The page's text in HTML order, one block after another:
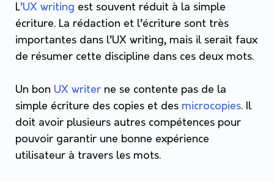
L’UX writing est souvent réduit à la simple
écriture. La rédaction et l’écriture sont très
importantes dans l’UX writing, mais il serait faux
de résumer cette discipline dans ces deux mots.
Un bon UX writer ne se contente pas de la
simple écriture des copies et des microcopies. Il
doit avoir plusieurs autres compétences pour
pouvoir garantir une bonne expérience
utilisateur à travers les mots.